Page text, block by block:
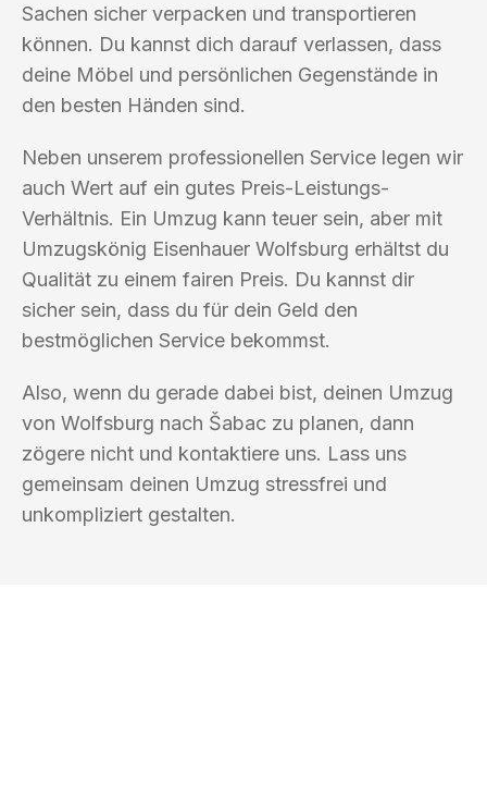
Sachen sicher verpacken und transportieren
können. Du kannst dich darauf verlassen, dass
deine Möbel und persönlichen Gegenstände in
den besten Händen sind.
Neben unserem professionellen Service legen wir
auch Wert auf ein gutes Preis-Leistungs-
Verhältnis. Ein Umzug kann teuer sein, aber mit
Umzugskönig Eisenhauer Wolfsburg erhältst du
Qualität zu einem fairen Preis. Du kannst dir
sicher sein, dass du für dein Geld den
bestmöglichen Service bekommst.
Also, wenn du gerade dabei bist, deinen Umzug
von Wolfsburg nach Šabac zu planen, dann
zögere nicht und kontaktiere uns. Lass uns
gemeinsam deinen Umzug stressfrei und
unkompliziert gestalten.